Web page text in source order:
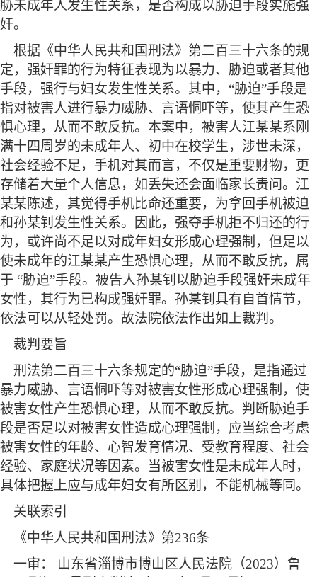
胁未成年人发生性关系，是否构成以胁迫手段实施强
奸。
根据《中华人民共和国刑法》第二百三十六条的规
定，强奸罪的行为特征表现为以暴力、胁迫或者其他
手段，强行与妇女发生性关系。其中， “胁迫”手段是
指对被害人进行暴力威胁、言语恫吓等，使其产生恐
惧心理，从而不敢反抗。本案中，被害人江某某系刚
满十四周岁的未成年人、初中在校学生，涉世未深，
社会经验不足，手机对其而言，不仅是重要财物，更
存储着大量个人信息，如丢失还会面临家长责问。江
某某陈述，其觉得手机比命还重要，为拿回手机被迫
和孙某钊发生性关系。因此，强夺手机拒不归还的行
为，或许尚不足以对成年妇女形成心理强制，但足以
使未成年的江某某产生恐惧心理，从而不敢反抗，属
于 “胁迫”手段。被告人孙某钊以胁迫手段强奸未成年
女性，其行为已构成强奸罪。孙某钊具有自首情节，
依法可以从轻处罚。故法院依法作出如上裁判。
裁判要旨
刑法第二百三十六条规定的“胁迫”手段，是指通过
暴力威胁、言语恫吓等对被害女性形成心理强制，使
被害女性产生恐惧心理，从而不敢反抗。判断胁迫手
段是否足以对被害女性造成心理强制，应当综合考虑
被害女性的年龄、心智发育情况、受教育程度、社会
经验、家庭状况等因素。当被害女性是未成年人时，
具体把握上应与成年妇女有所区别，不能机械等同。
关联索引
《中华人民共和国刑法》第236条
一审：
山东省淄博市博山区人民法院（2023）鲁